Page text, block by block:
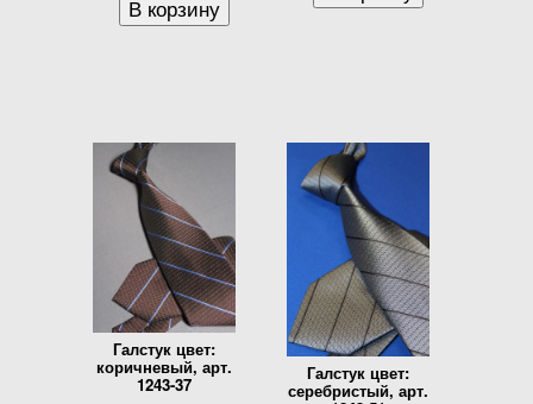
Галстук цвет:
коричневый, арт.
1243-37
Галстук цвет:
серебристый, арт.